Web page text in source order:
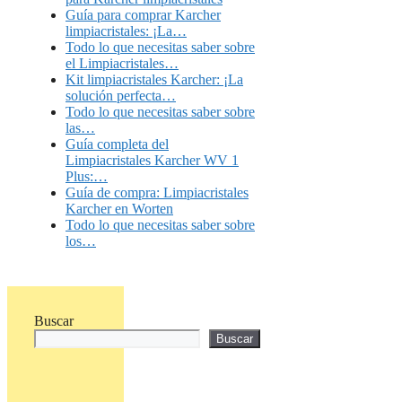
Guía para comprar Karcher
limpiacristales: ¡La…
Todo lo que necesitas saber sobre
el Limpiacristales…
Kit limpiacristales Karcher: ¡La
solución perfecta…
Todo lo que necesitas saber sobre
las…
Guía completa del
Limpiacristales Karcher WV 1
Plus:…
Guía de compra: Limpiacristales
Karcher en Worten
Todo lo que necesitas saber sobre
los…
Buscar
Buscar